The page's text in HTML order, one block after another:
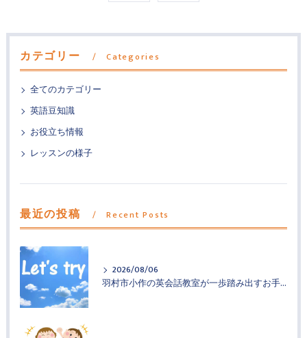
カテゴリー Categories
全てのカテゴリー
英語豆知識
お役立ち情報
レッスンの様子
最近の投稿 Recent Posts
2026/08/06
羽村市小作の英会話教室が一歩踏み出すお手伝い